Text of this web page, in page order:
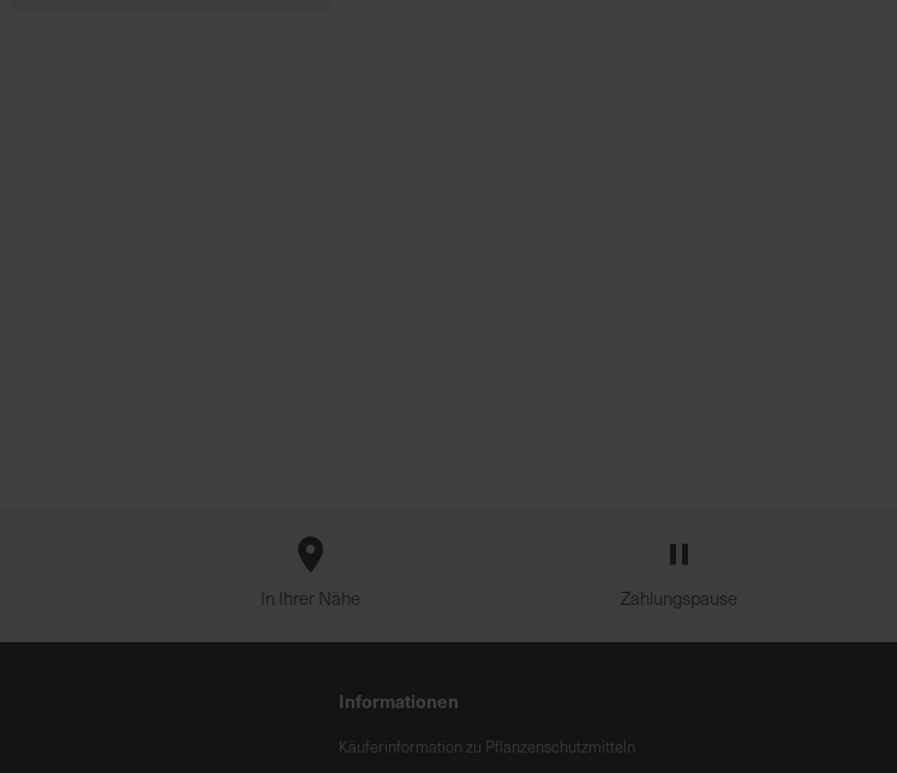
In Ihrer Nähe Zahlungspause
Informationen
Käuferinformation zu Pflanzenschutzmitteln